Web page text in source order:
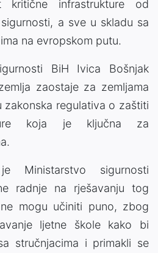
infrastrukture od
a sve u skladu sa
na evropskom putu.
BiH Ivica Bošnjak
zaostaje za zemljama
zakonska regulativa o zaštiti
koja je ključna za
Ministarstvo sigurnosti
radnje na rješavanju tog
mogu učiniti puno, zbog
ljetne škole kako bi
stručnjacima i primakli se